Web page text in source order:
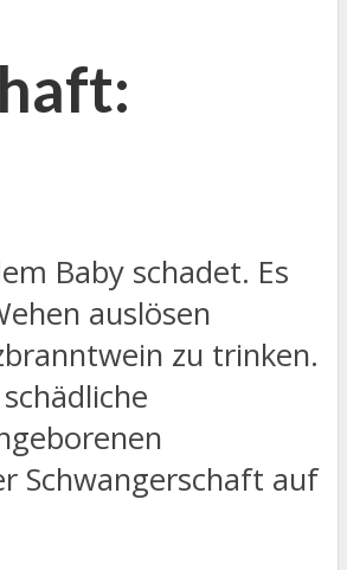
Baby schadet. Es
auslösen
zu trinken.
Schwangerschaft auf